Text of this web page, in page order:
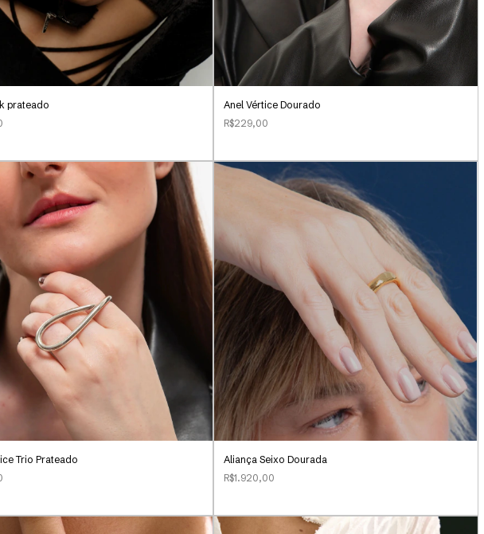
prateado
Anel Vértice Dourado
R$229,00
Trio Prateado
Aliança Seixo Dourada
R$1.920,00